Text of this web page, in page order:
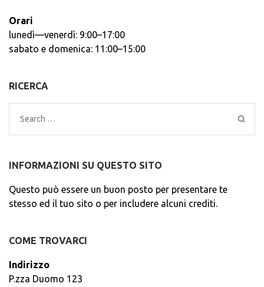
Orari
lunedì—venerdì: 9:00–17:00
sabato e domenica: 11:00–15:00
RICERCA
Search
for:
INFORMAZIONI SU QUESTO SITO
Questo può essere un buon posto per presentare te
stesso ed il tuo sito o per includere alcuni crediti.
COME TROVARCI
Indirizzo
P.zza Duomo 123